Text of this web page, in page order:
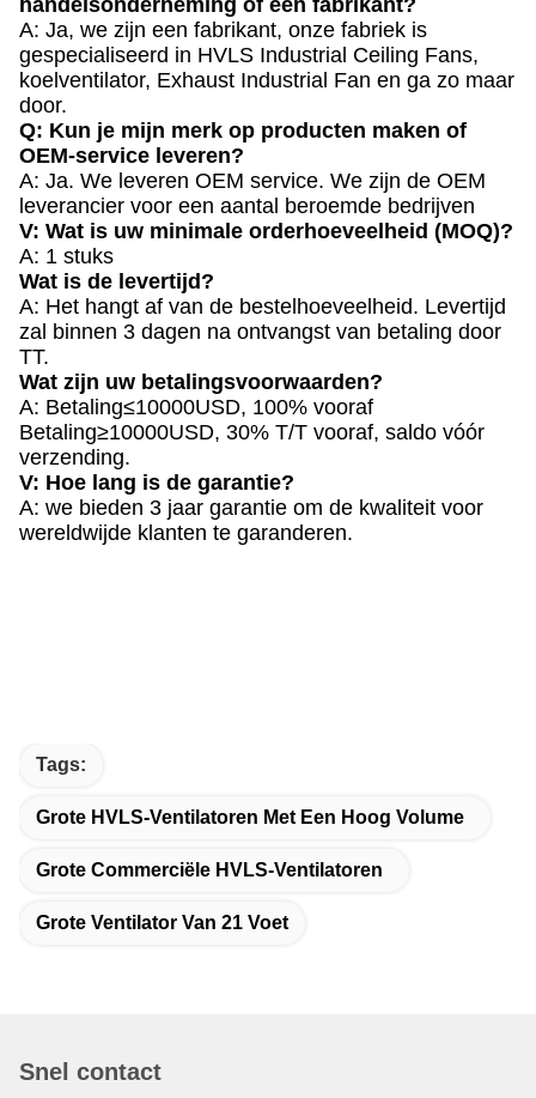
A: Ja, we zijn een fabrikant, onze fabriek is
gespecialiseerd in HVLS Industrial Ceiling Fans,
koelventilator, Exhaust Industrial Fan en ga zo maar
door.
Q: Kun je mijn merk op producten maken of
OEM-service leveren?
A: Ja. We leveren OEM service. We zijn de OEM
leverancier voor een aantal beroemde bedrijven
V: Wat is uw minimale orderhoeveelheid (MOQ)?
A: 1 stuks
Wat is de levertijd?
A: Het hangt af van de bestelhoeveelheid. Levertijd
zal binnen 3 dagen na ontvangst van betaling door
TT.
Wat zijn uw betalingsvoorwaarden?
A: Betaling≤10000USD, 100% vooraf
Betaling≥10000USD, 30% T/T vooraf, saldo vóór
verzending.
V: Hoe lang is de garantie?
A: we bieden 3 jaar garantie om de kwaliteit voor
wereldwijde klanten te garanderen.
Tags:
Grote HVLS-Ventilatoren Met Een Hoog Volume
Grote Commerciële HVLS-Ventilatoren
Grote Ventilator Van 21 Voet
Snel contact